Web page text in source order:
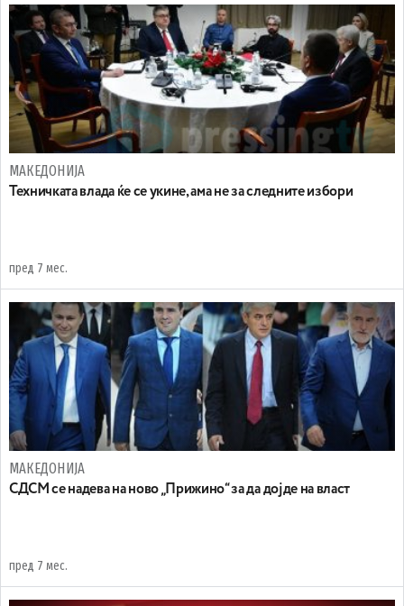
МАКЕДОНИЈА
Техничката влада ќе се укине, ама не за следните избори
пред 7 мес.
МАКЕДОНИЈА
СДСМ се надева на ново „Прижино“ за да дојде на власт
пред 7 мес.